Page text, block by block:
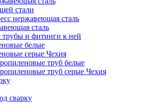
стали
нержавеющая сталь
сталь
и фитинги к ней
белые
серые Чехия
труб белые
труб серые Чехия
сварку